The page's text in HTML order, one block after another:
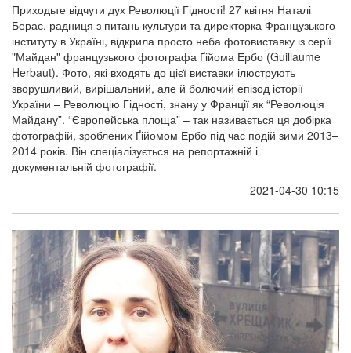
Приходьте відчути дух Революції Гідності! 27 квітня Наталі
Берас, радниця з питань культури та директорка Французького
інституту в Україні, відкрила просто неба фотовиставку із серії
"Майдан" французького фотографа Ґійома Ербо (Guillaume
Herbaut). Фото, які входять до цієї виставки ілюструють
зворушливий, вирішальний, але й болючий епізод історії
України – Революцію Гідності, знану у Франції як “Революція
Майдану”. “Європейська площа” – так називається ця добірка
фотографій, зроблених Ґійомом Ербо під час подій зими 2013–
2014 років. Він спеціалізується на репортажній і
документальній фотографії.
2021-04-30 10:15